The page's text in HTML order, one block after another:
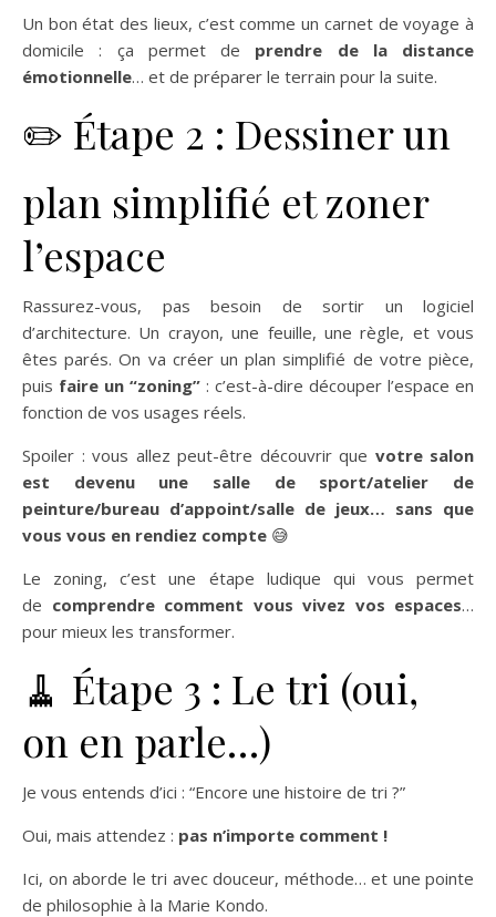
Un bon état des lieux, c’est comme un carnet de voyage à
domicile : ça permet de prendre de la distance
émotionnelle… et de préparer le terrain pour la suite.
✏️ Étape 2 : Dessiner un
plan simplifié et zoner
l’espace
Rassurez-vous, pas besoin de sortir un logiciel
d’architecture. Un crayon, une feuille, une règle, et vous
êtes parés. On va créer un plan simplifié de votre pièce,
puis faire un “zoning” : c’est-à-dire découper l’espace en
fonction de vos usages réels.
Spoiler : vous allez peut-être découvrir que votre salon
est devenu une salle de sport/atelier de
peinture/bureau d’appoint/salle de jeux… sans que
vous vous en rendiez compte 😅
Le zoning, c’est une étape ludique qui vous permet
de comprendre comment vous vivez vos espaces…
pour mieux les transformer.
🧹 Étape 3 : Le tri (oui,
on en parle…)
Je vous entends d’ici : “Encore une histoire de tri ?”
Oui, mais attendez : pas n’importe comment !
Ici, on aborde le tri avec douceur, méthode… et une pointe
de philosophie à la Marie Kondo.